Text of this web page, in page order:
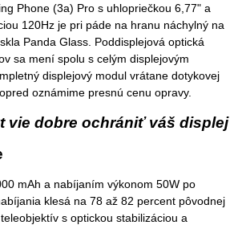
Phone (3a) Pro s uhlopriečkou 6,77" a
120Hz je pri páde na hranu náchylný na
Panda Glass. Poddisplejová optická
sa mení spolu s celým displejovým
displejový modul vrátane dotykovej
oznámime presnú cenu opravy.
vie dobre ochrániť váš displej
mAh a nabíjaním výkonom 50W po
klesá na 78 až 82 percent pôvodnej
s optickou stabilizáciou a